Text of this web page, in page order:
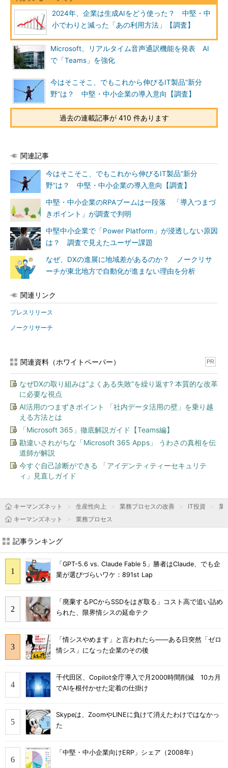
2024年、企業は生成AIをどう使った？ 中堅・中
小でわりと減った「あの利用方法」【調査】
Microsoft、リアルタイム音声通訳機能を発表 AI
で「Teams」を強化
今はそこそこ、でもこれから伸びるIT製品“新分
野”は？ 中堅・中小企業の導入意向【調査】
過去の連載記事が 410 件あります
関連記事
今はそこそこ、でもこれから伸びるIT製品“新分
野”は？ 中堅・中小企業の導入意向【調査】
中堅・中小企業のRPAブームは一段落 「導入つまづ
きポイント」が調査で判明
中堅中小企業で「Power Platform」が浸透しない原因
は？ 調査で見えたユーザー課題
なぜ、DXの進展に地域差があるのか？ ノークリサ
ーチが東北地方で自動化が進まない理由を分析
関連リンク
プレスリリース
ノークリサーチ
関連資料（ホワイトペーパー） PR
なぜDXの取り組みは“よくある失敗”を繰り返す? 本質的な改革
に必要な視点
AI活用のつまずきポイント 「社内データ活用の壁」を乗り越
える方法とは
「Microsoft 365」徹底解説ガイド【Teams編】
勘違いされがちな「Microsoft 365 Apps」 うわさの真相を伝
道師が解説
今すぐ自己診断ができる 「アイデンティティーセキュリテ
ィ」見直しガイド
キーマンズネット 生産性向上 業務プロセスの改善 IT投資
業
キーマンズネット
業務プロセス
記事ランキング
「GPT-5.6 vs. Claude Fable 5」勝者はClaude、でも企
業が選びづらいワケ：891st Lap
「廃棄するPCからSSDをはぎ取る」コスト高で追い詰め
られた、限界情シスの延命テク
「情シスやめます」と言われたら――ある日突然「ゼロ
情シス」になった企業のその後
千代田区、Copilot全庁導入で月2000時間削減 10カ月
でAIを根付かせた定着の仕掛け
Skypeは、ZoomやLINEに負けて消えたわけではなかっ
た
「中堅・中小企業向けERP」シェア（2008年）